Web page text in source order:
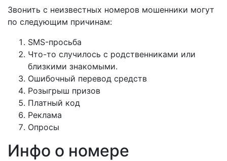
Звонить с неизвестных номеров мошенники могут
по следующим причинам:
SMS-просьба
Что-то случилось с родственниками или
близкими знакомыми.
Ошибочный перевод средств
Розыгрыш призов
Платный код
Реклама
Опросы
Инфо о номере